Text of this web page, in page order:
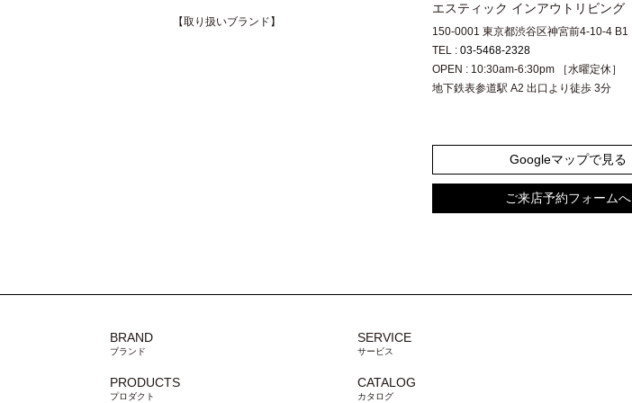
【取り扱いブランド】
エスティック インアウトリビング
150-0001 東京都渋谷区神宮前4-10-4 B1
TEL : 03-5468-2328
OPEN : 10:30am-6:30pm ［水曜定休］
地下鉄表参道駅 A2 出口より徒歩 3分
Googleマップで見る
ご来店予約フォームへ
BRAND
ブランド
PRODUCTS
プロダクト
SERVICE
サービス
CATALOG
カタログ